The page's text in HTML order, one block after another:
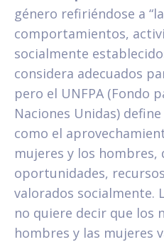
género refiriéndose a
comportamientos,
socialmente
considera adecuados
pero el UNFPA (Fondo
Naciones Unidas)
como el
mujeres y los hombres,
oportunidades,
valorados socialmente.
no quiere decir que los
hombres y las mujeres